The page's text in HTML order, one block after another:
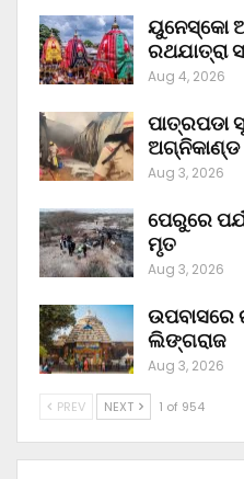
ୟୁନେସ୍କୋ
ରଥଯାତ୍ରା
Aug 4, 2026
ପାତ୍ରପଡା
ଅଗ୍ନିକାଣ୍ଡ
Aug 3, 2026
ପେରୁରେ
ମୃତ
Aug 3, 2026
ଉପବାସରେ
ଲିଙ୍ଗରାଜ
Aug 3, 2026
PREV NEXT 1 of 954